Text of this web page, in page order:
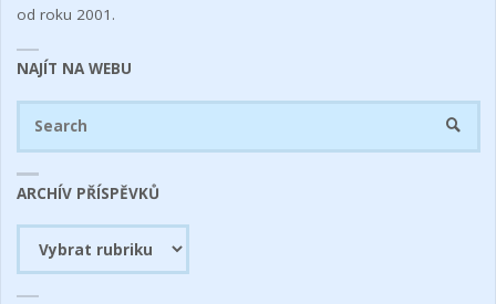
od roku 2001.
NAJÍT NA WEBU
ARCHÍV PŘÍSPĚVKŮ
příspěvků